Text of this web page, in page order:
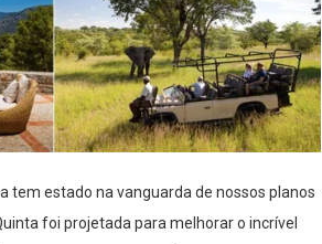
tem estado na vanguarda de nossos planos
foi projetada para melhorar o incrível